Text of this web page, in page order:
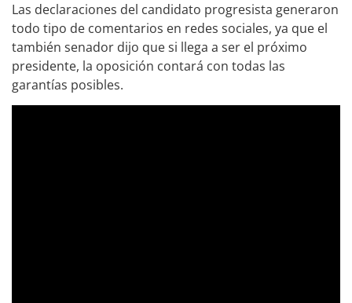
Las declaraciones del candidato progresista generaron
todo tipo de comentarios en redes sociales, ya que el
también senador dijo que si llega a ser el próximo
presidente, la oposición contará con todas las
garantías posibles.